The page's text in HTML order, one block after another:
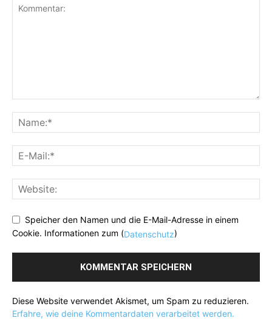
Speicher den Namen und die E-Mail-Adresse in einem
Cookie. Informationen zum (Datenschutz)
Diese Website verwendet Akismet, um Spam zu reduzieren.
Erfahre, wie deine Kommentardaten verarbeitet werden.